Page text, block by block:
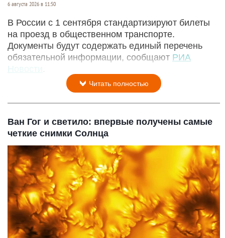
6 августа 2026 в 11:50
В России с 1 сентября стандартизируют билеты
на проезд в общественном транспорте.
Документы будут содержать единый перечень
обязательной информации, сообщают РИА
Новости
Читать полностью
Ван Гог и светило: впервые получены самые
четкие снимки Солнца